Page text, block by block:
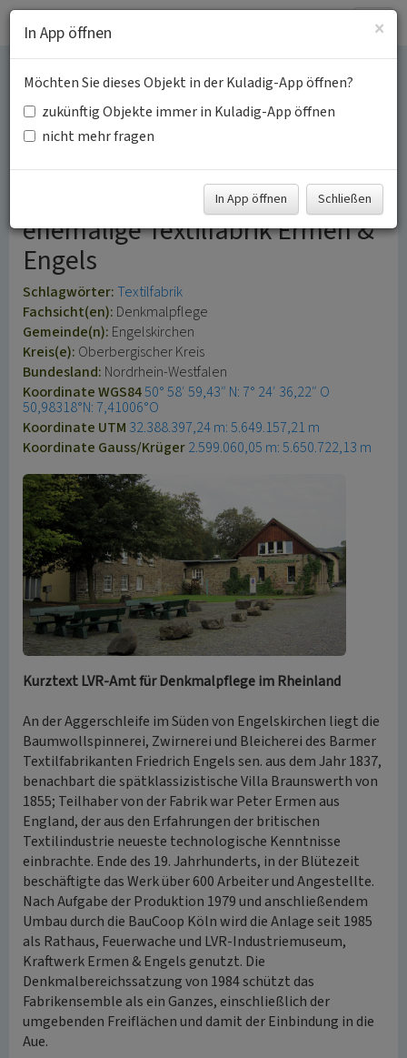
Denkmalbereich
„Engelskirchen -
Braunswerth“
ehemalige Textilfabrik Ermen &
Engels
Schlagwörter: Textilfabrik
Fachsicht(en): Denkmalpflege
Gemeinde(n): Engelskirchen
Kreis(e): Oberbergischer Kreis
Bundesland: Nordrhein-Westfalen
Koordinate WGS8450° 58′ 59,43″ N: 7° 24′ 36,22″ O
50,98318°N: 7,41006°O
Koordinate UTM 32.388.397,24 m: 5.649.157,21 m
Koordinate Gauss/Krüger2.599.060,05 m: 5.650.722,13 m
Kurztext LVR-Amt für Denkmalpflege im Rheinland
An der Aggerschleife im Süden von Engelskirchen liegt die
Baumwollspinnerei, Zwirnerei und Bleicherei des Barmer
Textilfabrikanten Friedrich Engels sen. aus dem Jahr 1837,
benachbart die spätklassizistische Villa Braunswerth von
1855; Teilhaber von der Fabrik war Peter Ermen aus
England, der aus den Erfahrungen der britischen
Textilindustrie neueste technologische Kenntnisse
einbrachte. Ende des 19. Jahrhunderts, in der Blütezeit
beschäftigte das Werk über 600 Arbeiter und Angestellte.
Nach Aufgabe der Produktion 1979 und anschließendem
Umbau durch die BauCoop Köln wird die Anlage seit 1985
als Rathaus, Feuerwache und LVR-Industriemuseum,
Kraftwerk Ermen & Engels genutzt. Die
Denkmalbereichssatzung von 1984 schützt das
Fabrikensemble als ein Ganzes, einschließlich der
umgebenden Freiflächen und damit der Einbindung in die
Aue.
×
In App öffnen
Möchten Sie dieses Objekt in der Kuladig-App öffnen?
zukünftig Objekte immer in Kuladig-App öffnen
nicht mehr fragen
In App öffnen Schließen